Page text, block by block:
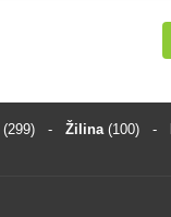
(299) - Žilina (100) -